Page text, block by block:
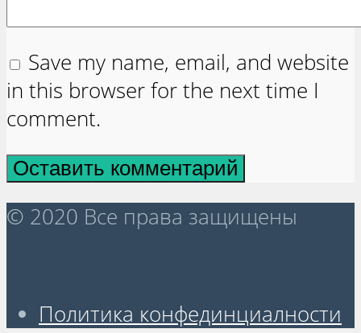
Save my name, email, and website
in this browser for the next time I
comment.
© 2020 Все права защищены
Политика конфединциалности